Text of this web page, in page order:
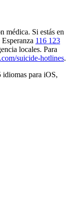
médica. Si estás en
116 123
locales. Para
suicide-hotlines.
para iOS,